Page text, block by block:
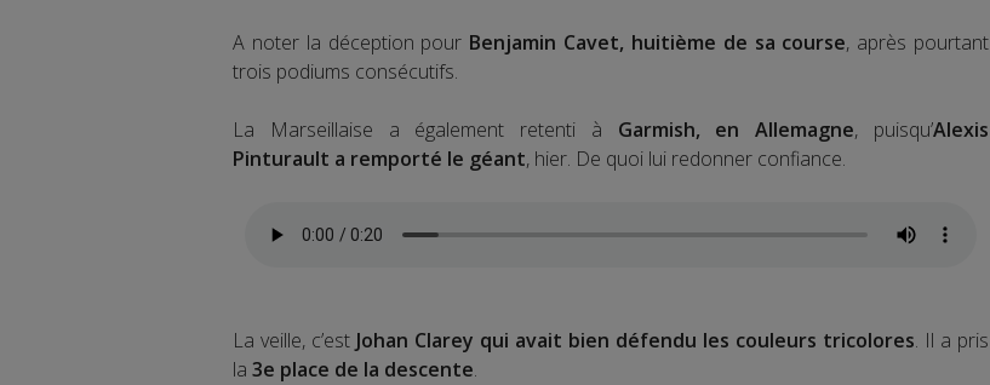
A noter la déception pour Benjamin Cavet, huitième de sa course, après pourtant
trois podiums consécutifs.
La Marseillaise a également retenti à Garmish, en Allemagne, puisqu’Alexis
Pinturault a remporté le géant, hier. De quoi lui redonner confiance.
La veille, c’est Johan Clarey qui avait bien défendu les couleurs tricolores. Il a pris
la 3e place de la descente.